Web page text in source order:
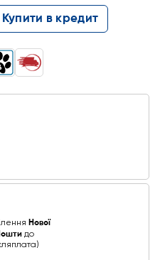
Купити в кредит
Нової
до